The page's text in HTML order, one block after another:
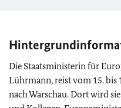
Die Staatsministerin für
Lührmann, reist vom 15. bis
nach Warschau. Dort wird